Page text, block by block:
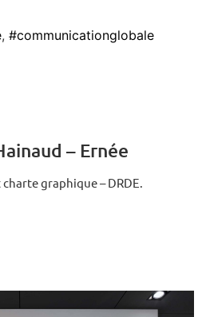
, #communicationglobale
– Ernée
graphique – DRDE.